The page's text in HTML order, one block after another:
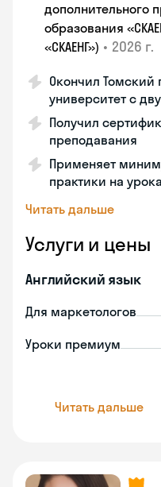
дополнительного
образования
«СКАЕНГ») • 2026 г.
Окончил Томский
университет с
Получил
преподавания
Применяет
практики на
Читать дальше
Услуги и цены
Английский язык
Для маркетологов
Уроки премиум
Читать дальше